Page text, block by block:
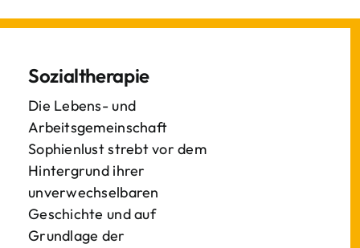
Sozialtherapie
Die Lebens- und
Arbeitsgemeinschaft
Sophienlust strebt vor dem
Hintergrund ihrer
unverwechselbaren
Geschichte und auf
Grundlage der